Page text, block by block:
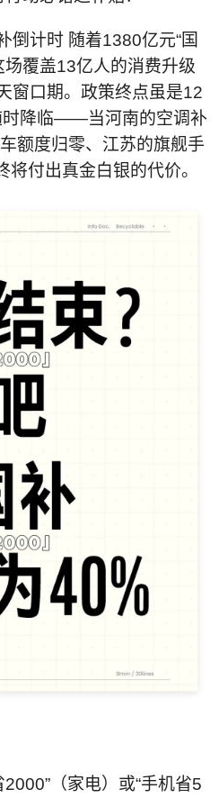
倒计时 随着1380亿元“国
场覆盖13亿人的消费升级
窗口期。政策终点虽是12
时降临——当河南的空调补
额度归零、江苏的旗舰手
将付出真金白银的代价。
（家电）或“手机省5